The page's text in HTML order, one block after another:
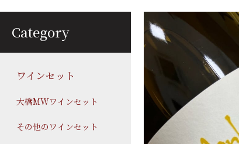
Category
ワインセット
大橋MWワインセット
その他のワインセット